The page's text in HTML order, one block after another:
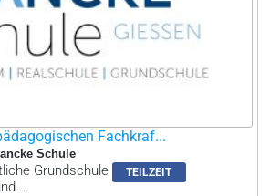
Fachkraf...
Schule
TEILZEIT
Grundschule
..